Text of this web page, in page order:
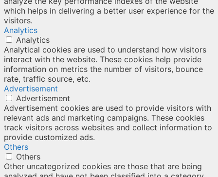
which helps in delivering a better user experience for the
visitors.
Analytics
Analytics
Analytical cookies are used to understand how visitors
interact with the website. These cookies help provide
information on metrics the number of visitors, bounce
rate, traffic source, etc.
Advertisement
Advertisement
Advertisement cookies are used to provide visitors with
relevant ads and marketing campaigns. These cookies
track visitors across websites and collect information to
provide customized ads.
Others
Others
Other uncategorized cookies are those that are being